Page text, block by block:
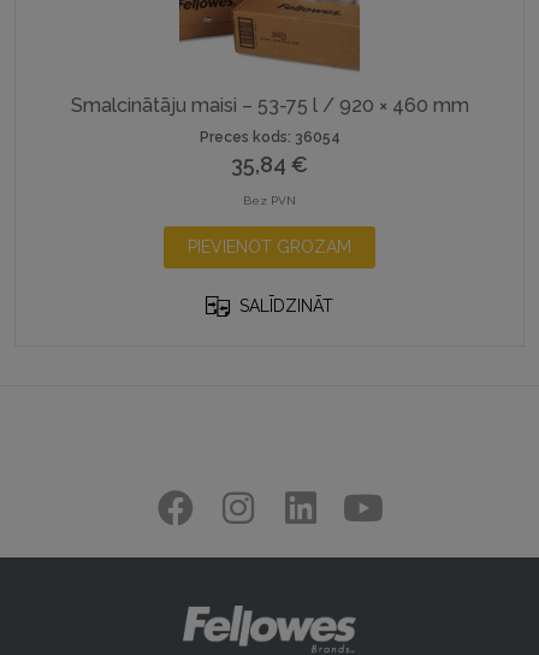
Smalcinātāju maisi – 53-75 l / 920 × 460 mm
Preces kods: 36054
35,84 €
Bez PVN
PIEVIENOT GROZAM
SALĪDZINĀT